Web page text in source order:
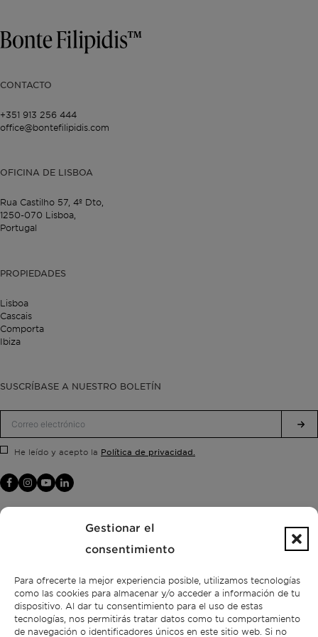
Gestionar el
consentimiento
Para ofrecerte la mejor experiencia posible, utilizamos tecnologías
como las cookies para almacenar y/o acceder a información de tu
dispositivo. Al dar tu consentimiento para el uso de estas
tecnologías, nos permitirás tratar datos como tu comportamiento
de navegación o identificadores únicos en este sitio web. Si no
CONTACTO
+351 913 256 444
office@bontefilipidis.com
OFICINA DE LISBOA
Rua Castilho 57, 4º Dto,
1250-070 Lisboa,
Portugal
PROPIEDADES
Lisboa
Cascais
Comporta
Ibiza
SUSCRÍBASE A NUESTRO BOLETÍN
He leído y acepto la Política de privacidad.